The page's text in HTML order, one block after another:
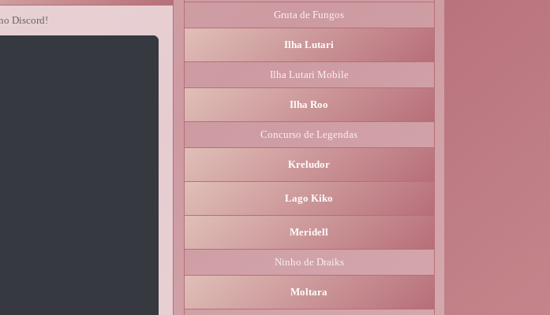
Discord! Gruta de Fungos
Ilha Lutari
Ilha Lutari Mobile
Ilha Roo
Concurso de Legendas
Kreludor
Lago Kiko
Meridell
Ninho de Draiks
Moltara